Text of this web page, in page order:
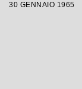
30 GENNAIO 1965